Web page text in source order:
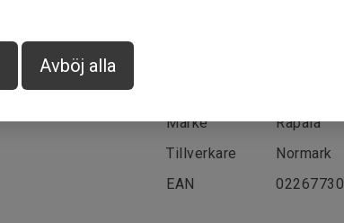
Avböj alla
Märke
Rapala
Tillverkare
Normark
EAN